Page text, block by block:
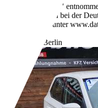
Personenkraftwagen"
Verkaufsstellen und bei der
Treuhand GmbH unter
DE-10627 Berlin